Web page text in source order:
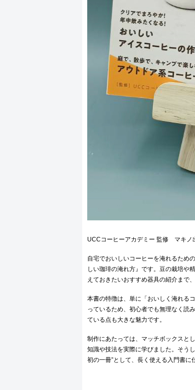
UCCコーヒーアカデミー 監修 マキノ
自宅でおいしいコーヒーを淹れるため
しい珈琲の淹れ方』です。豆の栽培や
えておきたいおすすめ器具の紹介まで
本書の特徴は、単に「おいしく淹れる
っているため、初心者でも無理なく読
ている点も大きな魅力です。
制作にあたっては、マッチボックスと
知識や技法を実際に学びました。そう
初の一冊”として、長く使える入門書に